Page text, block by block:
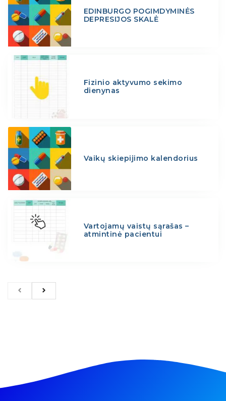
EDINBURGO POGIMDYMINĖS
DEPRESIJOS SKALĖ
Fizinio aktyvumo sekimo
dienynas
Vaikų skiepijimo kalendorius
Vartojamų vaistų sąrašas –
atmintinė pacientui